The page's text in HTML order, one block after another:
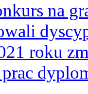
na
roku